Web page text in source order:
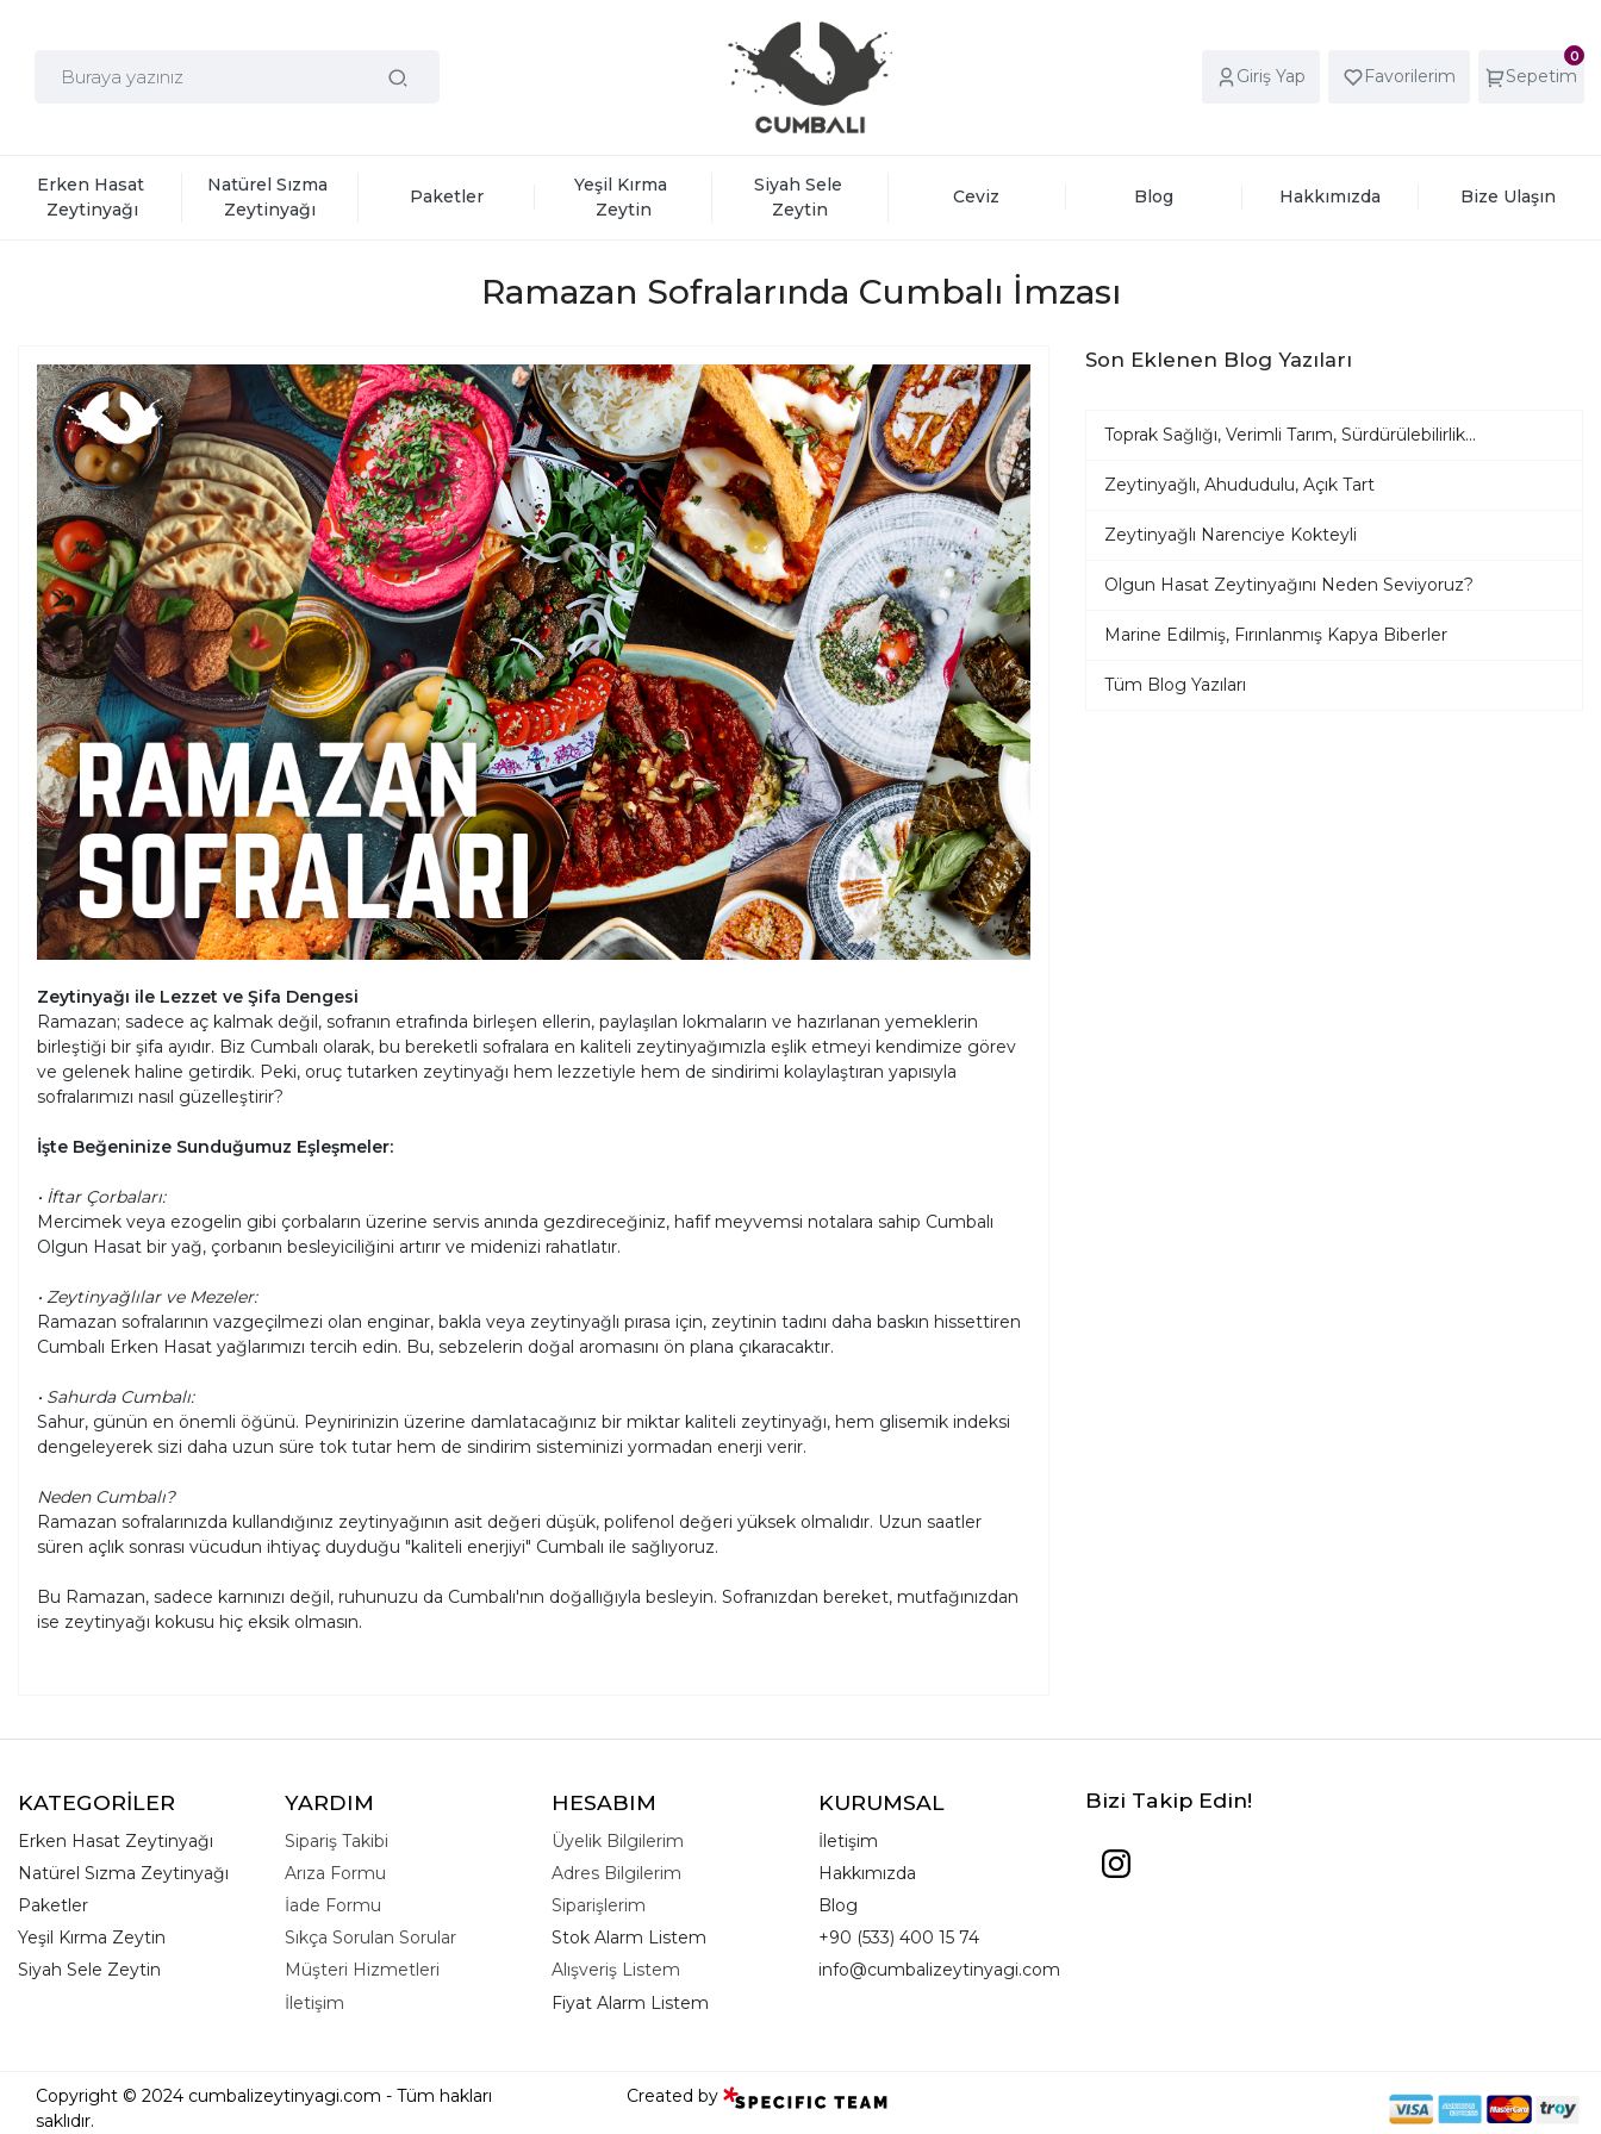
Giriş Yap Favorilerim
0
Sepetim
Erken Hasat
Zeytinyağı
Natürel Sızma
Zeytinyağı
Paketler
Yeşil Kırma
Zeytin
Siyah Sele
Zeytin
Ceviz Blog Hakkımızda Bize Ulaşın
Ramazan Sofralarında Cumbalı İmzası
Zeytinyağı ile Lezzet ve Şifa Dengesi
Ramazan; sadece aç kalmak değil, sofranın etrafında birleşen ellerin, paylaşılan lokmaların ve hazırlanan yemeklerin
birleştiği bir şifa ayıdır. Biz Cumbalı olarak, bu bereketli sofralara en kaliteli zeytinyağımızla eşlik etmeyi kendimize görev
ve gelenek haline getirdik. Peki, oruç tutarken zeytinyağı hem lezzetiyle hem de sindirimi kolaylaştıran yapısıyla
sofralarımızı nasıl güzelleştirir?
İşte Beğeninize Sunduğumuz Eşleşmeler:
• İftar Çorbaları:
Mercimek veya ezogelin gibi çorbaların üzerine servis anında gezdireceğiniz, hafif meyvemsi notalara sahip Cumbalı
Olgun Hasat bir yağ, çorbanın besleyiciliğini artırır ve midenizi rahatlatır.
• Zeytinyağlılar ve Mezeler:
Ramazan sofralarının vazgeçilmezi olan enginar, bakla veya zeytinyağlı pırasa için, zeytinin tadını daha baskın hissettiren
Cumbalı Erken Hasat yağlarımızı tercih edin. Bu, sebzelerin doğal aromasını ön plana çıkaracaktır.
• Sahurda Cumbalı:
Sahur, günün en önemli öğünü. Peynirinizin üzerine damlatacağınız bir miktar kaliteli zeytinyağı, hem glisemik indeksi
dengeleyerek sizi daha uzun süre tok tutar hem de sindirim sisteminizi yormadan enerji verir.
Neden Cumbalı?
Ramazan sofralarınızda kullandığınız zeytinyağının asit değeri düşük, polifenol değeri yüksek olmalıdır. Uzun saatler
süren açlık sonrası vücudun ihtiyaç duyduğu "kaliteli enerjiyi" Cumbalı ile sağlıyoruz.
Bu Ramazan, sadece karnınızı değil, ruhunuzu da Cumbalı'nın doğallığıyla besleyin. Sofranızdan bereket, mutfağınızdan
ise zeytinyağı kokusu hiç eksik olmasın.
Son Eklenen Blog Yazıları
Toprak Sağlığı, Verimli Tarım, Sürdürülebilirlik...
Zeytinyağlı, Ahududulu, Açık Tart
Zeytinyağlı Narenciye Kokteyli
Olgun Hasat Zeytinyağını Neden Seviyoruz?
Marine Edilmiş, Fırınlanmış Kapya Biberler
Tüm Blog Yazıları
KATEGORİLER
Erken Hasat Zeytinyağı
Natürel Sızma Zeytinyağı
Paketler
Yeşil Kırma Zeytin
Siyah Sele Zeytin
YARDIM
Sipariş Takibi
Arıza Formu
İade Formu
Sıkça Sorulan Sorular
Müşteri Hizmetleri
İletişim
HESABIM
Üyelik Bilgilerim
Adres Bilgilerim
Siparişlerim
Stok Alarm Listem
Alışveriş Listem
Fiyat Alarm Listem
KURUMSAL
İletişim
Hakkımızda
Blog
+90 (533) 400 15 74
info@cumbalizeytinyagi.com
Bizi Takip Edin!
Copyright © 2024 cumbalizeytinyagi.com - Tüm hakları
saklıdır.
Created by